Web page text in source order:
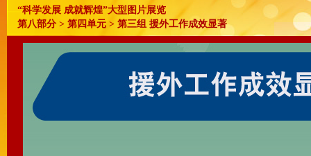
“科学发展 成就辉煌”大型图片展览
第八部分 > 第四单元 > 第三组 援外工作成效显著